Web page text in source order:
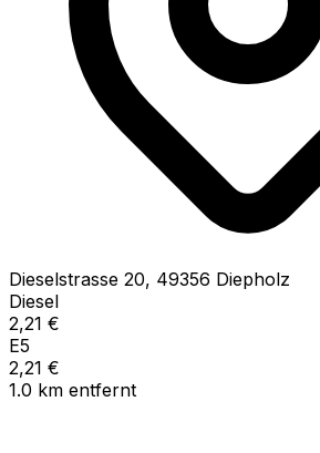
Dieselstrasse 20, 49356 Diepholz
Diesel
2,21 €
E5
2,21 €
1.0 km entfernt